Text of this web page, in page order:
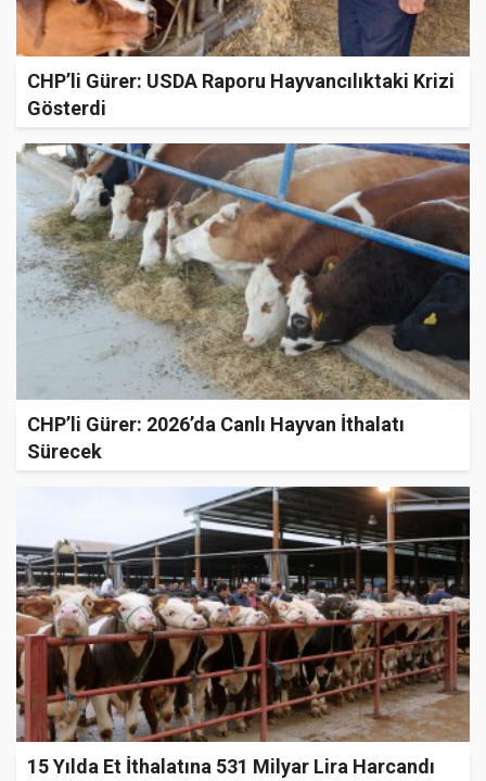
CHP’li Gürer: USDA Raporu Hayvancılıktaki Krizi
Gösterdi
CHP’li Gürer: 2026’da Canlı Hayvan İthalatı
Sürecek
15 Yılda Et İthalatına 531 Milyar Lira Harcandı